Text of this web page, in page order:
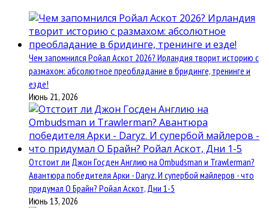
Чем запомнился Ройал Аскот 2026? Ирландия творит историю с
размахом: абсолютное преобладание в бридинге, тренинге и
езде!
Июнь 21, 2026
Отстоит ли Джон Госден Англию на Ombudsman и Trawlerman?
Авантюра победителя Арки - Daryz. И супербой майлеров - что
придумал О Брайн? Ройал Аскот, Дни 1-5
Июнь 13, 2026